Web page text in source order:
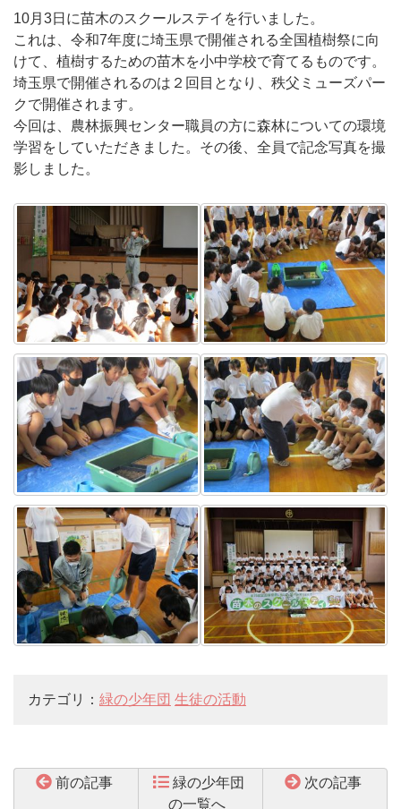
10月3日に苗木のスクールステイを行いました。
これは、令和7年度に埼玉県で開催される全国植樹祭に向
けて、植樹するための苗木を小中学校で育てるものです。
埼玉県で開催されるのは２回目となり、秩父ミューズパー
クで開催されます。
今回は、農林振興センター職員の方に森林についての環境
学習をしていただきました。その後、全員で記念写真を撮
影しました。
カテゴリ： 緑の少年団 生徒の活動
前の記事
緑の少年団
の一覧へ
次の記事